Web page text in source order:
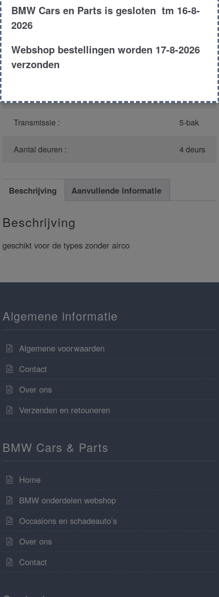
Model : E36
Type :
Transmissie : 5-bak
Aantal deuren : 4 deurs
Beschrijving Aanvullende informatie
Beschrijving
geschikt voor de types zonder airco
Algemene informatie
Algemene voorwaarden
Contact
Over ons
Verzenden en retouneren
BMW Cars & Parts
Home
BMW onderdelen webshop
Occasions en schadeauto’s
Over ons
Contact
BMW Cars en Parts is gesloten tm 16-8-
2026
Webshop bestellingen worden 17-8-2026
verzonden